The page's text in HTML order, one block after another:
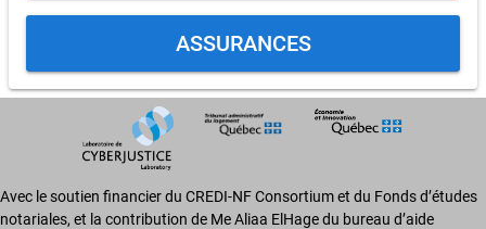
ASSURANCES
Avec le soutien financier du CREDI-NF Consortium et du Fonds d’études
notariales, et la contribution de Me Aliaa ElHage du bureau d’aide